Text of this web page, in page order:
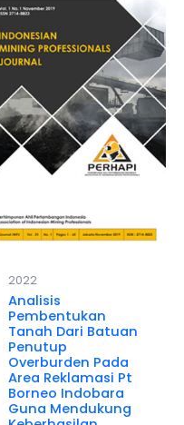
2022
Analisis
Pembentukan
Tanah Dari Batuan
Penutup
Overburden Pada
Area Reklamasi Pt
Borneo Indobara
Guna Mendukung